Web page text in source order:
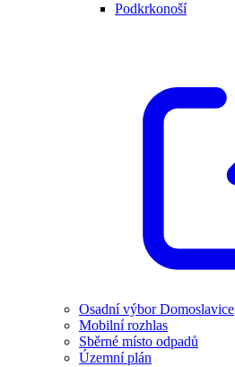
Podkrkonoší
Osadní výbor Domoslavice
Mobilní rozhlas
Sběrné místo odpadů
Územní plán